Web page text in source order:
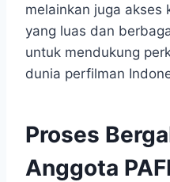
melainkan juga akses
yang luas dan
untuk mendukung
dunia perfilman
Proses
Anggota